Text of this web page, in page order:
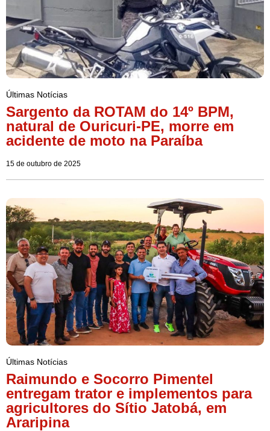
Últimas Notícias
Sargento da ROTAM do 14º BPM,
natural de Ouricuri-PE, morre em
acidente de moto na Paraíba
15 de outubro de 2025
Últimas Notícias
Raimundo e Socorro Pimentel
entregam trator e implementos para
agricultores do Sítio Jatobá, em
Araripina